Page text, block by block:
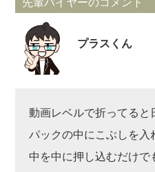
先輩バイヤーのコメント
プラスくん
動画レベルで折ってると
パックの中にこぶしを入
中を中に押し込むだけで